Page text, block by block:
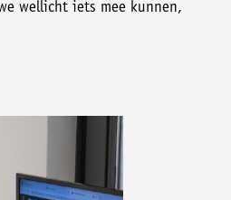
wellicht iets mee kunnen,